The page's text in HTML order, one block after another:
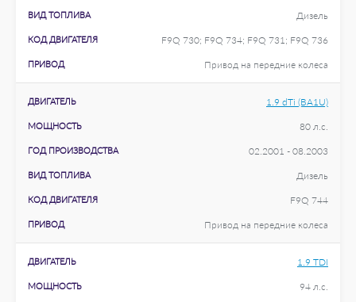
ВИД ТОПЛИВА Дизель
КОД ДВИГАТЕЛЯ F9Q 730; F9Q 734; F9Q 731; F9Q 736
ПРИВОД Привод на передние колеса
ДВИГАТЕЛЬ 1.9 dTi (BA1U)
МОЩНОСТЬ 80 л.с.
ГОД ПРОИЗВОДСТВА 02.2001 - 08.2003
ВИД ТОПЛИВА Дизель
КОД ДВИГАТЕЛЯ F9Q 744
ПРИВОД Привод на передние колеса
ДВИГАТЕЛЬ 1.9 TDI
МОЩНОСТЬ 94 л.с.